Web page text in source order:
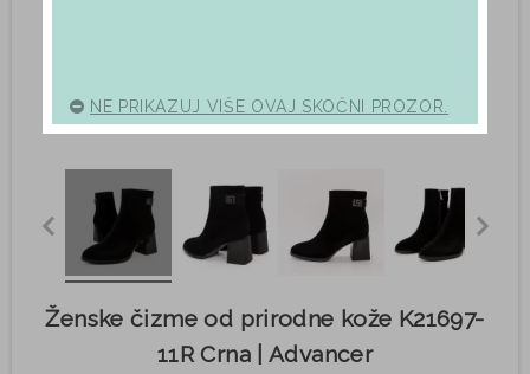
Ženske čizme od prirodne kože K21697-
11R Crna | Advancer
NE PRIKAZUJ VIŠE OVAJ SKOČNI PROZOR.